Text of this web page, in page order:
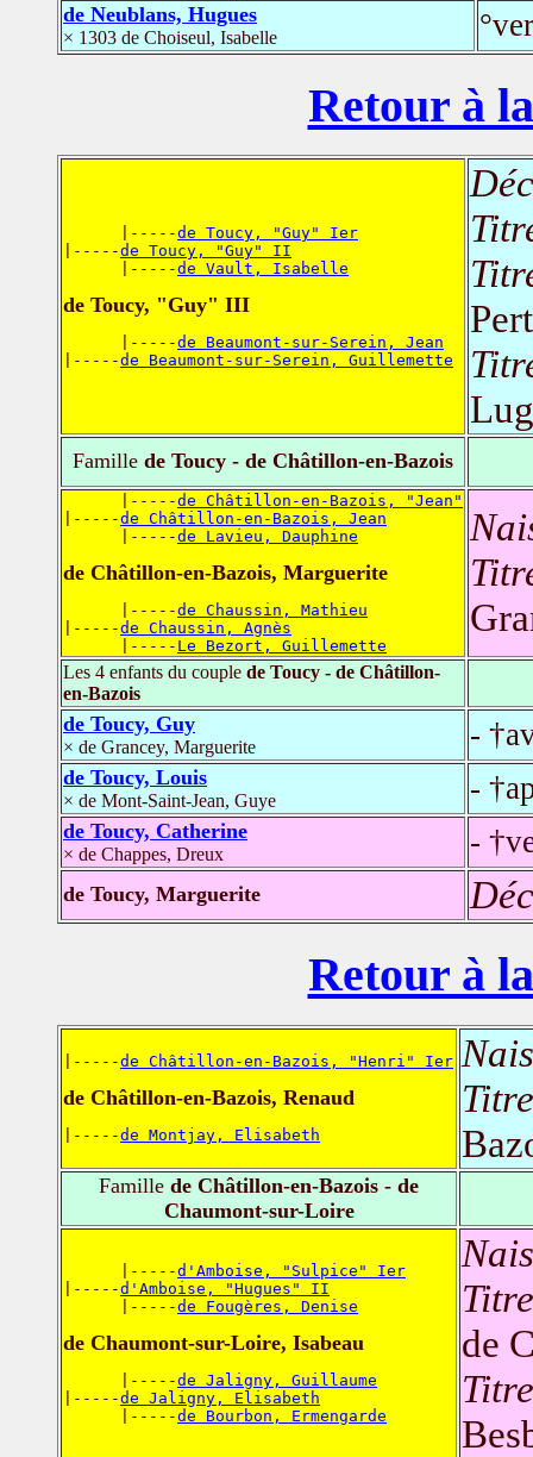
de Neublans, Hugues
× 1303 de Choiseul, Isabelle
Retour à
      |-----
de Toucy, "Guy" Ier
|-----de Toucy, "Guy" II
      |-----
de Vault, Isabelle
de Toucy, "Guy" III
      |-----
de Beaumont-sur-Serein, Jean
|-----de Beaumont-sur-Serein, Guillemette
Famille de Toucy - de Châtillon-en-Bazois
      |-----
de Châtillon-en-Bazois, "Jean"
|-----de Châtillon-en-Bazois, Jean
      |-----
de Lavieu, Dauphine
de Châtillon-en-Bazois, Marguerite
      |-----
de Chaussin, Mathieu
|-----de Chaussin, Agnès
      |-----
Le Bezort, Guillemette
Les 4 enfants du couple de Toucy - de Châtillon-
en-Bazois
de Toucy, Guy
× de Grancey, Marguerite -
de Toucy, Louis
× de Mont-Saint-Jean, Guye -
de Toucy, Catherine
× de Chappes, Dreux -
de Toucy, Marguerite
Retour à
|-----de Châtillon-en-Bazois, "Henri" Ier
de Châtillon-en-Bazois, Renaud
|-----de Montjay, Elisabeth
Famille de Châtillon-en-Bazois - de
Chaumont-sur-Loire
      |-----
d'Amboise, "Sulpice" Ier
|-----d'Amboise, "Hugues" II
      |-----
de Fougères, Denise
de Chaumont-sur-Loire, Isabeau
      |-----
de Jaligny, Guillaume
|-----de Jaligny, Elisabeth
      |-----
de Bourbon, Ermengarde
de